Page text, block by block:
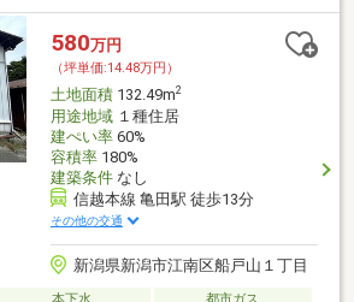
580万円
（坪単価:14.48万円）
土地面積132.49m2
用途地域１種住居
建ぺい率60%
容積率180%
建築条件なし
信越本線 亀田駅 徒歩13分
その他の交通
新潟県新潟市江南区船戸山１丁目
本下水 都市ガス